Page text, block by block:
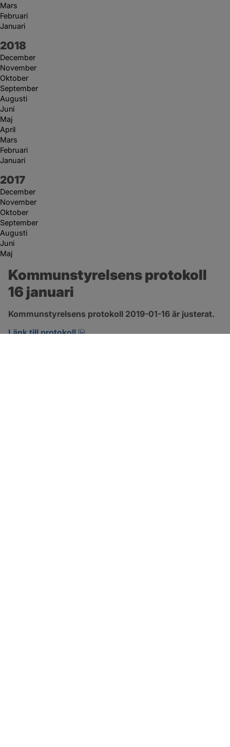
Mars
Februari
Januari
År:
2018
December
November
Oktober
September
Augusti
Juni
Maj
April
Mars
Februari
Januari
År:
2017
December
November
Oktober
September
Augusti
Juni
Maj
Kommunstyrelsens protokoll
16 januari
Kommunstyrelsens protokoll 2019-01-16 är justerat.
Länk till protokoll
pdf, 147.4 kB, öppnas i nytt fönster.